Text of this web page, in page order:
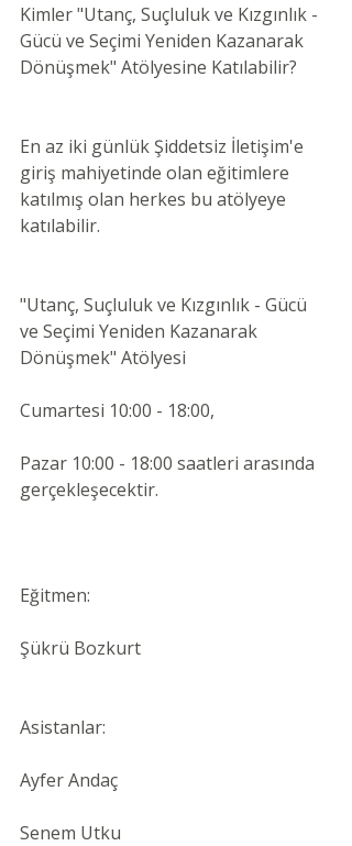
Kimler "Utanç, Suçluluk ve Kızgınlık -
Gücü ve Seçimi Yeniden Kazanarak
Dönüşmek" Atölyesine Katılabilir?
En az iki günlük Şiddetsiz İletişim'e
giriş mahiyetinde olan eğitimlere
katılmış olan herkes bu atölyeye
katılabilir.
"Utanç, Suçluluk ve Kızgınlık - Gücü
ve Seçimi Yeniden Kazanarak
Dönüşmek" Atölyesi
Cumartesi 10:00 - 18:00,
Pazar 10:00 - 18:00 saatleri arasında
gerçekleşecektir.
Eğitmen:
Şükrü Bozkurt
Asistanlar:
Ayfer Andaç
Senem Utku